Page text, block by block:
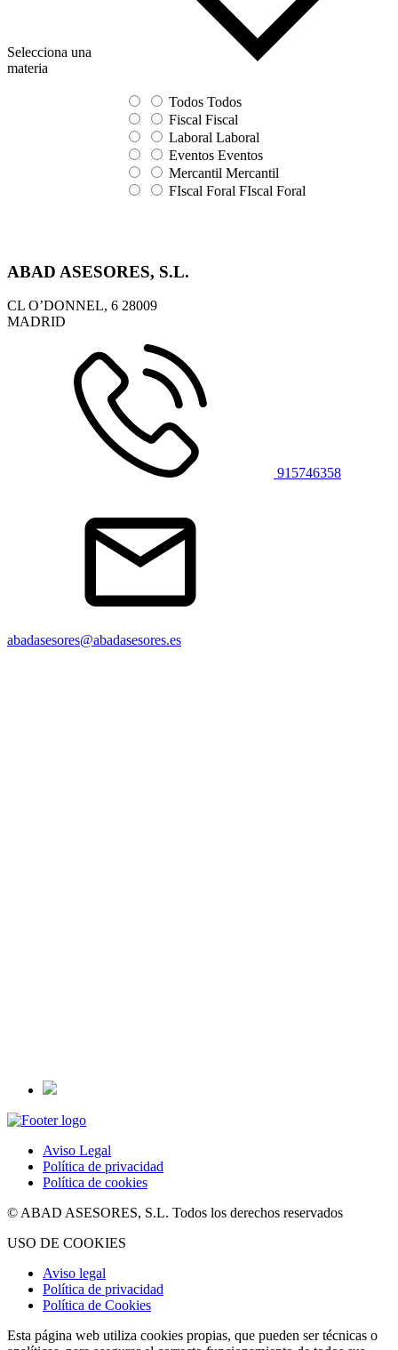
Selecciona una
materia
Todos Todos
Fiscal Fiscal
Laboral Laboral
Eventos Eventos
Mercantil Mercantil
FIscal Foral FIscal Foral
ABAD ASESORES, S.L.
CL O’DONNEL, 6 28009
MADRID
915746358
abadasesores@abadasesores.es
Aviso Legal
Política de privacidad
Política de cookies
© ABAD ASESORES, S.L. Todos los derechos reservados
USO DE COOKIES
Aviso legal
Política de privacidad
Política de Cookies
Esta página web utiliza cookies propias, que pueden ser técnicas o